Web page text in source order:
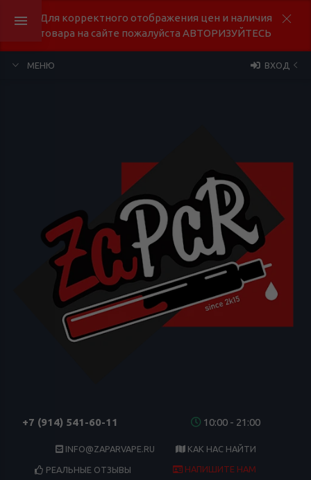
Для корректного отображения цен и наличия
товара на сайте пожалуйста АВТОРИЗУЙТЕСЬ
МЕНЮ ВХОД
+7 (914) 541-60-11 10:00 - 21:00
INFO@ZAPARVAPE.RU КАК НАС НАЙТИ
РЕАЛЬНЫЕ ОТЗЫВЫ НАПИШИТЕ НАМ